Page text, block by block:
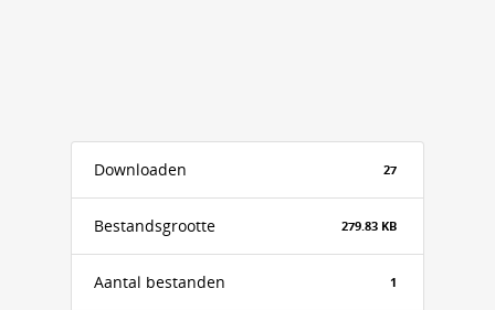
Downloaden 27
Bestandsgrootte 279.83 KB
Aantal bestanden 1